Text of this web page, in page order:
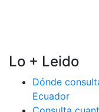
Lo + Leido
Dónde
Ecuador